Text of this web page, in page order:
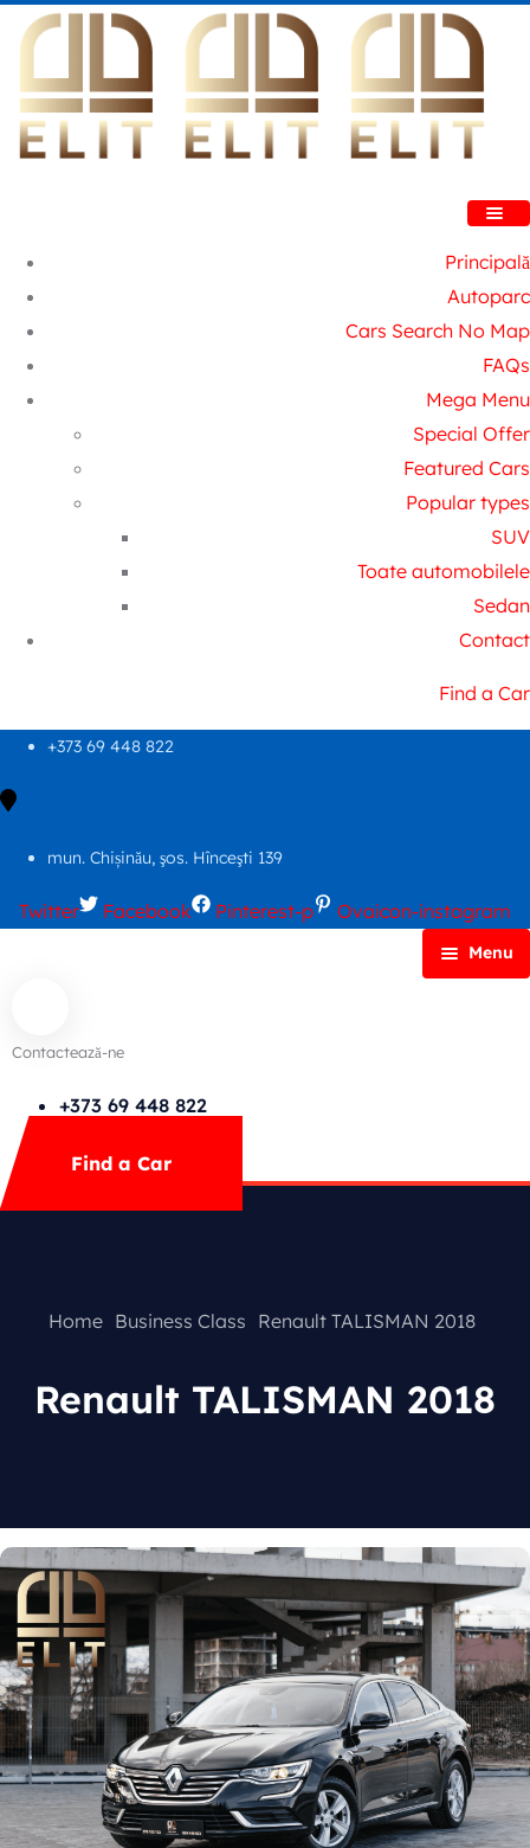
Principală
Autoparc
Cars Search No Map
FAQs
Mega Menu
Special Offer
Featured Cars
Popular types
SUV
Toate automobilele
Sedan
Contact
Find a Car
+373 69 448 822
mun. Chișinău, şos. Hînceşti 139
Twitter Facebook Pinterest-p Ovaicon-instagram
Menu
Cars Search No Map
FAQs
Mega Menu
Popular types
SUV
Toate automobilele
Contact
Contactează-ne
+373 69 448 822
Find a Car
Home Business Class Renault TALISMAN 2018
Renault TALISMAN 2018